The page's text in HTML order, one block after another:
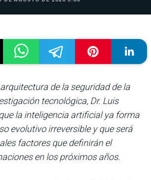
de la seguridad de la
tecnológica, Dr. Luis
la inteligencia artificial ya forma
evolutivo irreversible y que será
factores que definirán el
en los próximos años.